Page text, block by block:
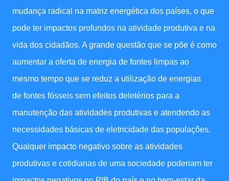
mudança radical na matriz energética dos países, o que
pode ter impactos profundos na atividade produtiva e na
vida dos cidadãos. A grande questão que se põe é como
aumentar a oferta de energia de fontes limpas ao
mesmo tempo que se reduz a utilização de energias
de fontes fósseis sem efeitos deletérios para a
manutenção das atividades produtivas e atendendo as
necessidades básicas de eletricidade das populações.
Qualquer impacto negativo sobre as atividades
produtivas e cotidianas de uma sociedade poderiam ter